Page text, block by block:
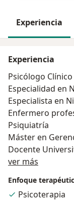
Experiencia
Experiencia
Psicólogo Clínico
Especialidad en
Especialista en
Enfermero
Psiquiatría
Máster en
Docente
Investigación
Consultor en
ver más
Enfoque
Psicoterapia